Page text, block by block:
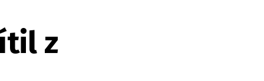
z